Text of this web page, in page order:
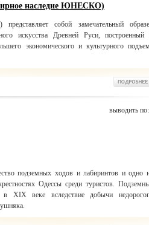
наследие ЮНЕСКО)
собой замечательный
искусства Древней Руси, построенный
экономического и культурного
выводить по:
подземных ходов и лабиринтов и одно
Одессы среди туристов.
в XIX веке вследствие добычи